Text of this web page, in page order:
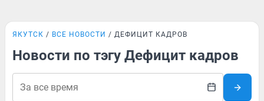
ЯКУТСК ВСЕ НОВОСТИ ДЕФИЦИТ КАДРОВ
Новости по тэгу Дефицит кадров